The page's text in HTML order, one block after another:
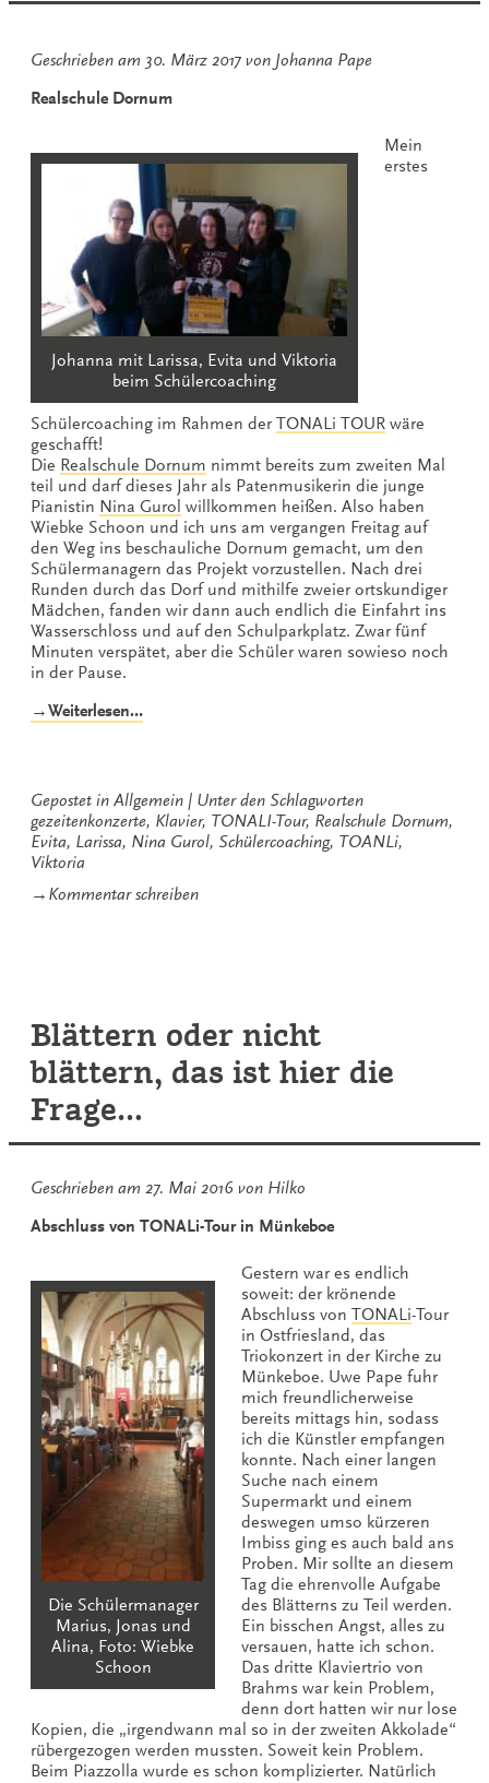
Geschrieben am 30. März 2017 von Johanna Pape
Realschule Dornum
Johanna mit Larissa, Evita und Viktoria
beim Schülercoaching
Mein
erstes
Schülercoaching im Rahmen derTONALi TOUR wäre
geschafft!
Die Realschule Dornum nimmt bereits zum zweiten Mal
teil und darf dieses Jahr als Patenmusikerin die junge
Pianistin Nina Gurol willkommen heißen. Also haben
Wiebke Schoon und ich uns am vergangen Freitag auf
den Weg ins beschauliche Dornum gemacht, um den
Schülermanagern das Projekt vorzustellen. Nach drei
Runden durch das Dorf und mithilfe zweier ortskundiger
Mädchen, fanden wir dann auch endlich die Einfahrt ins
Wasserschloss und auf den Schulparkplatz. Zwar fünf
Minuten verspätet, aber die Schüler waren sowieso noch
in der Pause.
→Weiterlesen…„Schülercoaching
Gepostet in Allgemein
Unter den Schlagworten
gezeitenkonzerte, Klavier, TONALI-Tour, Realschule Dornum,
Evita, Larissa, Nina Gurol, Schülercoaching, TOANLi,
Viktoria
→ Kommentar schreibenzu
Blättern oder nicht
blättern, das ist hier die
Frage…
Geschrieben am 27. Mai 2016 von Hilko
Abschluss von TONALi-Tour in Münkeboe
Die Schülermanager
Marius, Jonas und
Alina, Foto: Wiebke
Schoon
Gestern war es endlich
soweit: der krönende
Abschluss von TONALi-Tour
in Ostfriesland, das
Triokonzert in der Kirche zu
Münkeboe. Uwe Pape fuhr
mich freundlicherweise
bereits mittags hin, sodass
ich die Künstler empfangen
konnte. Nach einer langen
Suche nach einem
Supermarkt und einem
deswegen umso kürzeren
Imbiss ging es auch bald ans
Proben. Mir sollte an diesem
Tag die ehrenvolle Aufgabe
des Blätterns zu Teil werden.
Ein bisschen Angst, alles zu
versauen, hatte ich schon.
Das dritte Klaviertrio von
Brahms war kein Problem,
denn dort hatten wir nur lose
Kopien, die „irgendwann mal so in der zweiten Akkolade“
rübergezogen werden mussten. Soweit kein Problem.
Beim Piazzolla wurde es schon komplizierter. Natürlich